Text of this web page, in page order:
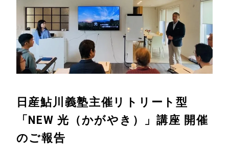
日産鮎川義塾主催リトリート型
「NEW 光（かがやき）」講座 開催
のご報告